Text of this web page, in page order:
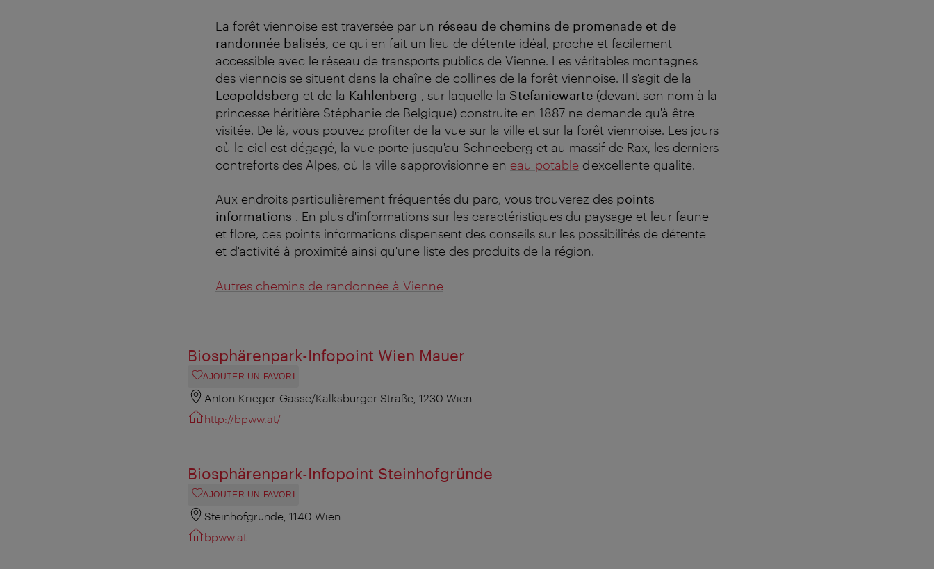
La forêt viennoise est traversée par un réseau de chemins de promenade et de
randonnée balisés, ce qui en fait un lieu de détente idéal, proche et facilement
accessible avec le réseau de transports publics de Vienne. Les véritables montagnes
des viennois se situent dans la chaîne de collines de la forêt viennoise. Il s'agit de la
Leopoldsberg et de la Kahlenberg , sur laquelle la Stefaniewarte (devant son nom à la
princesse héritière Stéphanie de Belgique) construite en 1887 ne demande qu'à être
visitée. De là, vous pouvez profiter de la vue sur la ville et sur la forêt viennoise. Les jours
où le ciel est dégagé, la vue porte jusqu'au Schneeberg et au massif de Rax, les derniers
contreforts des Alpes, où la ville s'approvisionne en eau potable d'excellente qualité.
Aux endroits particulièrement fréquentés du parc, vous trouverez des points
informations . En plus d'informations sur les caractéristiques du paysage et leur faune
et flore, ces points informations dispensent des conseils sur les possibilités de détente
et d'activité à proximité ainsi qu'une liste des produits de la région.
Autres chemins de randonnée à Vienne
Biosphärenpark-Infopoint Wien Mauer
AJOUTER UN FAVORI
Anton-Krieger-Gasse/Kalksburger Straße, 1230 Wien
http://bpww.at/
Biosphärenpark-Infopoint Steinhofgründe
AJOUTER UN FAVORI
Steinhofgründe, 1140 Wien
bpww.at